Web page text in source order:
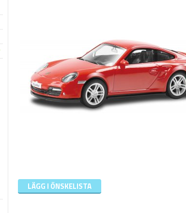
LÄGG I ÖNSKELISTA